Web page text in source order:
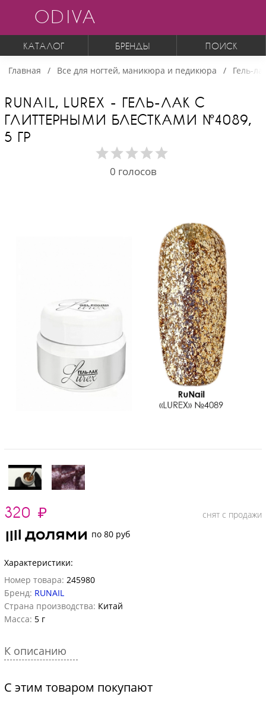
ODIVA
КАТАЛОГ БРЕНДЫ ПОИСК
Главная Все для ногтей, маникюра и педикюра Гель-
RUNAIL, LUREX - ГЕЛЬ-ЛАК С
ГЛИТТЕРНЫМИ БЛЕСТКАМИ №4089,
5 ГР
0 голосов
320 ₽
снят с продажи
по 80 руб
Характеристики:
Номер товара: 245980
Бренд: RUNAIL
Страна производства: Китай
Масса: 5 г
К описанию
С этим товаром покупают